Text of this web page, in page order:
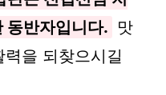
동반자입니다. 맛
을 되찾으시길